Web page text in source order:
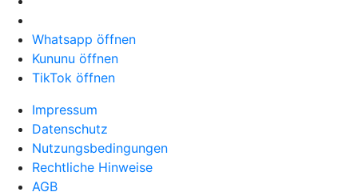
Whatsapp öffnen
Kununu öffnen
TikTok öffnen
Impressum
Datenschutz
Nutzungsbedingungen
Rechtliche Hinweise
AGB